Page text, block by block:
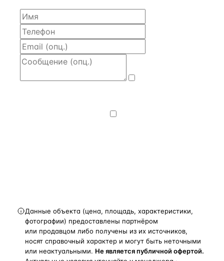
Данные объекта (цена, площадь, характеристики,
фотографии) предоставлены партнёром
или продавцом либо получены из их источников,
носят справочный характер и могут быть неточными
или неактуальными. Не является публичной офертой.